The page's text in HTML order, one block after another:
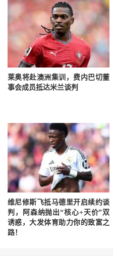
莱奥将赴澳洲集训，费内巴切董
事会成员抵达米兰谈判
维尼修斯飞抵马德里开启续约谈
判，阿森纳抛出“核心+天价”双
诱惑，大发体育助力你的致富之
路！